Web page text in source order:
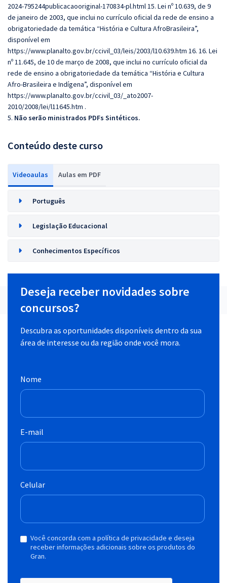
2024-795244publicacaooriginal-170834-pl.html 15. Lei nº 10.639, de 9
de janeiro de 2003, que inclui no currículo oficial da rede de ensino a
obrigatoriedade da temática “História e Cultura AfroBrasileira”,
disponível em
https://www.planalto.gov.br/ccivil_03/leis/2003/l10.639.htm 16. 16. Lei
nº 11.645, de 10 de março de 2008, que inclui no currículo oficial da
rede de ensino a obrigatoriedade da temática “História e Cultura
Afro-Brasileira e Indígena”, disponível em
https://www.planalto.gov.br/ccivil_03/_ato2007-
2010/2008/lei/l11645.htm .
5. Não serão ministrados PDFs Sintéticos.
Conteúdo deste curso
Videoaulas Aulas em PDF
Português
Legislação Educacional
Conhecimentos Específicos
Deseja receber novidades sobre
concursos?
Descubra as oportunidades disponíveis dentro da sua
área de interesse ou da região onde você mora.
Nome
E-mail
Celular
Você concorda com a política de privacidade e deseja
receber informações adicionais sobre os produtos do
Gran.